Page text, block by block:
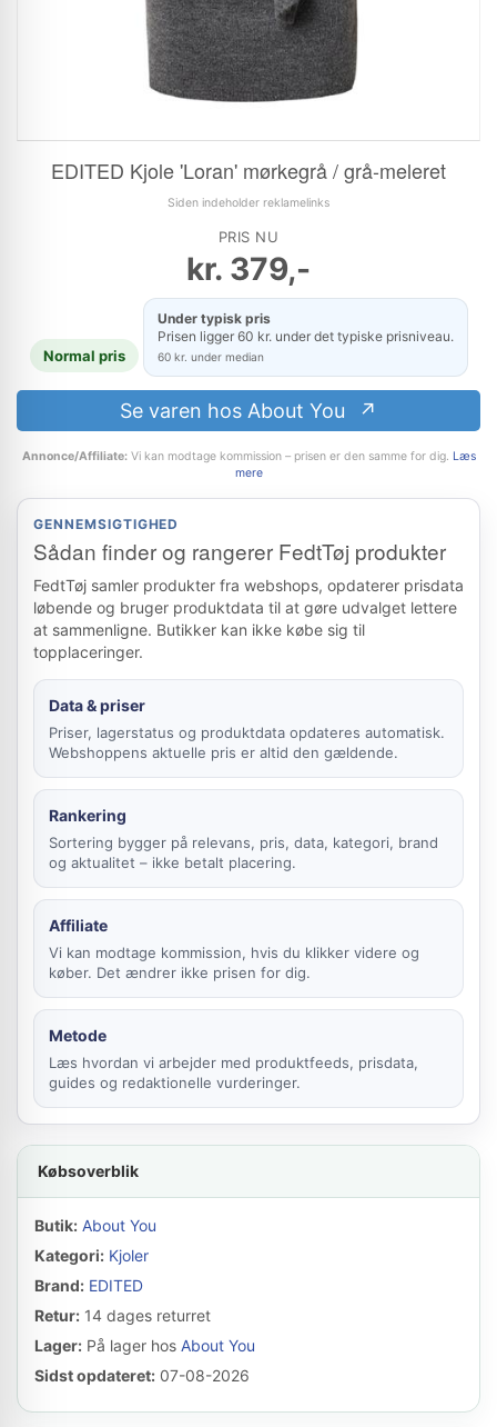
EDITED Kjole 'Loran' mørkegrå / grå-meleret
Siden indeholder reklamelinks
PRIS NU
kr. 379,-
Normal pris
Under typisk pris
Prisen ligger 60 kr. under det typiske prisniveau.
60 kr. under median
Se varen hos About You
Annonce/Affiliate:Vi kan modtage kommission – prisen er den samme for dig. Læs
mere
GENNEMSIGTIGHED
Sådan finder og rangerer FedtTøj produkter
FedtTøj samler produkter fra webshops, opdaterer prisdata
løbende og bruger produktdata til at gøre udvalget lettere
at sammenligne. Butikker kan ikke købe sig til
topplaceringer.
Data & priser
Priser, lagerstatus og produktdata opdateres automatisk.
Webshoppens aktuelle pris er altid den gældende.
Rankering
Sortering bygger på relevans, pris, data, kategori, brand
og aktualitet – ikke betalt placering.
Affiliate
Vi kan modtage kommission, hvis du klikker videre og
køber. Det ændrer ikke prisen for dig.
Metode
Læs hvordan vi arbejder med produktfeeds, prisdata,
guides og redaktionelle vurderinger.
Købsoverblik
Butik: About You
Kategori: Kjoler
Brand: EDITED
Retur: 14 dages returret
Lager: På lager hos About You
Sidst opdateret: 07-08-2026